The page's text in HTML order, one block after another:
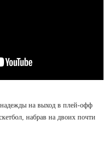
на выход в плей-офф
набрав на двоих почти